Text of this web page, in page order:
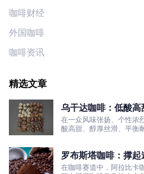
咖啡财经
外国咖啡
咖啡资讯
精选文章
乌干达咖啡：低酸高
粮豆
在一众风味张扬、个性浓
酸高甜、醇厚丝滑、平衡
罗布斯塔咖啡：撑
在咖啡赛道中，阿拉比卡